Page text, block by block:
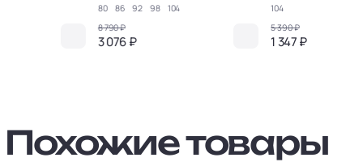
80 86 92 98
104
8 790 ₽
3 076 ₽
104
5 390 ₽
1 347 ₽
Похожие товары